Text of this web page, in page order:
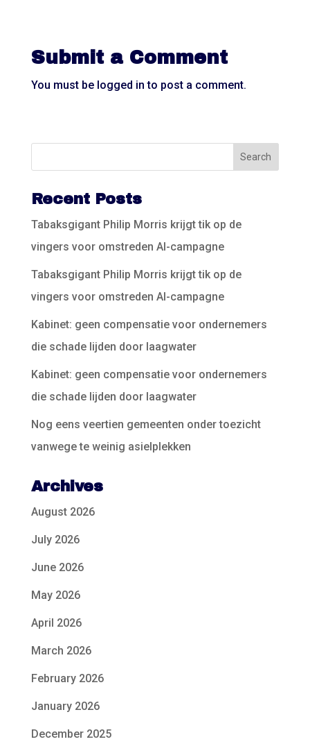
Submit a Comment
You must be logged in to post a comment.
Recent Posts
Tabaksgigant Philip Morris krijgt tik op de
vingers voor omstreden AI-campagne
Tabaksgigant Philip Morris krijgt tik op de
vingers voor omstreden AI-campagne
Kabinet: geen compensatie voor ondernemers
die schade lijden door laagwater
Kabinet: geen compensatie voor ondernemers
die schade lijden door laagwater
Nog eens veertien gemeenten onder toezicht
vanwege te weinig asielplekken
Archives
August 2026
July 2026
June 2026
May 2026
April 2026
March 2026
February 2026
January 2026
December 2025